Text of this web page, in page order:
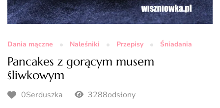
Dania mączne Naleśniki Przepisy Śniadania
Pancakes z gorącym musem
śliwkowym
0Serduszka 3288odsłony